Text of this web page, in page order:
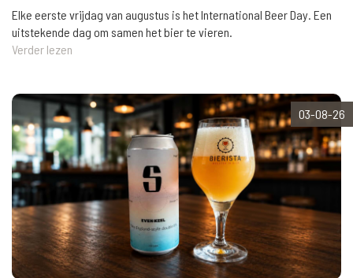
Elke eerste vrijdag van augustus is het International Beer Day. Een
uitstekende dag om samen het bier te vieren.
Verder lezen
03-08-26